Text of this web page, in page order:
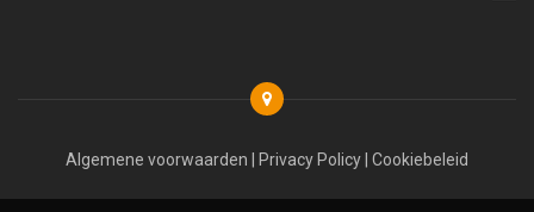
Algemene voorwaarden Privacy Policy Cookiebeleid